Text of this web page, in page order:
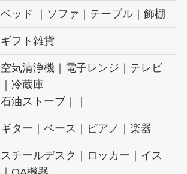
ベッド ｜ソファ｜テーブル｜飾棚
ギフト雑貨
空気清浄機｜電子レンジ｜テレビ
｜冷蔵庫
石油ストーブ｜｜
ギター｜ベース｜ピアノ｜楽器
スチールデスク｜ロッカー｜イス